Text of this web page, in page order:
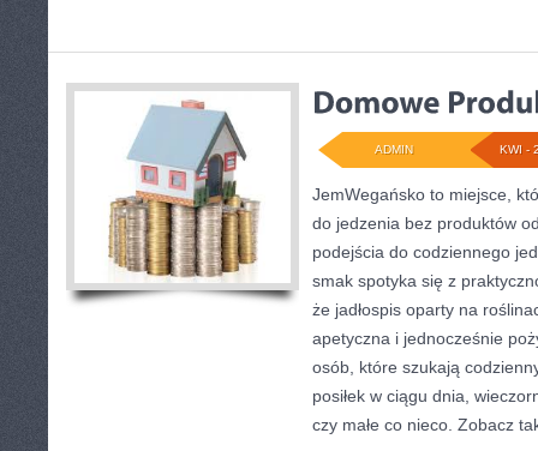
KWI -
ADMIN
JemWegańsko to miejsce,
do jedzenia bez produktów
podejścia do codziennego
smak spotyka się z
że jadłospis oparty na
apetyczna i jednocześnie
osób, które szukają
posiłek w ciągu dnia,
czy małe co nieco. Zobacz